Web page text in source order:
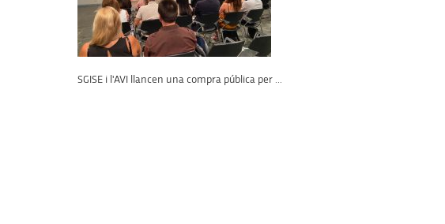
SGISE i l'AVI llancen una compra pública per ...